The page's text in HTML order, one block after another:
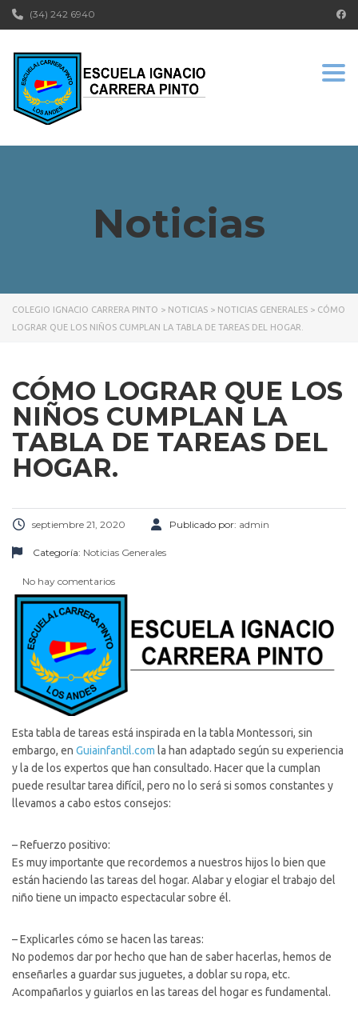
(34) 242 6940
Noticias
COLEGIO IGNACIO CARRERA PINTO > NOTICIAS > NOTICIAS GENERALES > CÓMO
LOGRAR QUE LOS NIÑOS CUMPLAN LA TABLA DE TAREAS DEL HOGAR.
CÓMO LOGRAR QUE LOS
NIÑOS CUMPLAN LA
TABLA DE TAREAS DEL
HOGAR.
septiembre 21, 2020 Publicado por: admin
Categoría: Noticias Generales
No hay comentarios
Esta tabla de tareas está inspirada en la tabla Montessori, sin
embargo, en Guiainfantil.com la han adaptado según su experiencia
y la de los expertos que han consultado. Hacer que la cumplan
puede resultar tarea difícil, pero no lo será si somos constantes y
llevamos a cabo estos consejos:
– Refuerzo positivo:
Es muy importante que recordemos a nuestros hijos lo bien que
están haciendo las tareas del hogar. Alabar y elogiar el trabajo del
niño tiene un impacto espectacular sobre él.
– Explicarles cómo se hacen las tareas:
No podemos dar por hecho que han de saber hacerlas, hemos de
enseñarles a guardar sus juguetes, a doblar su ropa, etc.
Acompañarlos y guiarlos en las tareas del hogar es fundamental.